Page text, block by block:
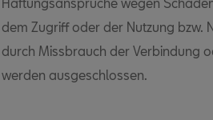
dem Zugriff oder der Nutzung bzw.
durch Missbrauch der Verbindung
werden ausgeschlossen.